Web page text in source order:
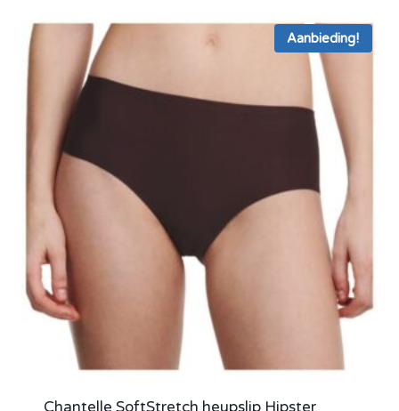
Aanbieding!
Chantelle SoftStretch heupslip Hipster